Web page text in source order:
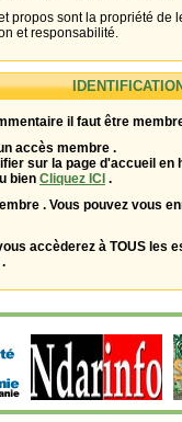
propos sont la propriété de
et responsabilité.
il faut être
accès membre .
sur la page d'accueil en
bien Cliquez ICI .
. Vous pouvez vous
accèderez à TOUS les